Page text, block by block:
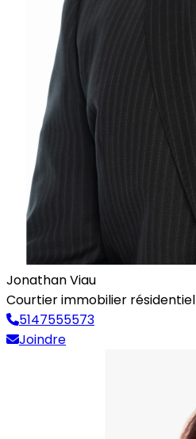
Jonathan Viau
Courtier immobilier résidentiel
5147555573
Joindre